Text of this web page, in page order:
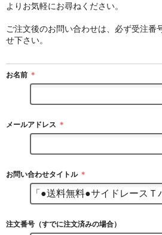
よりお気軽にお尋ねください。
ご注文後のお問い合わせは、必ず受注番
せ下さい。
お名前 ＊
メールアドレス ＊
お問い合わせタイトル ＊
注文番号（すでに注文済みの場合）